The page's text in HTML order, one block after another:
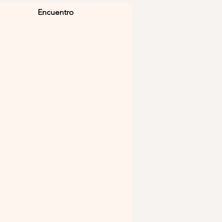
Encuentro